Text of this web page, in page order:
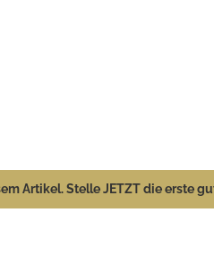
Artikel. Stelle JETZT die erste